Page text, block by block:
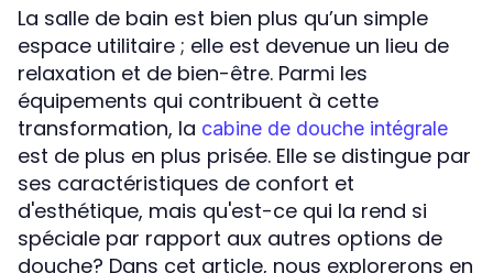
La salle de bain est bien plus qu’un simple
espace utilitaire ; elle est devenue un lieu de
relaxation et de bien-être. Parmi les
équipements qui contribuent à cette
transformation, la cabine de douche intégrale
est de plus en plus prisée. Elle se distingue par
ses caractéristiques de confort et
d'esthétique, mais qu'est-ce qui la rend si
spéciale par rapport aux autres options de
douche? Dans cet article, nous explorerons en